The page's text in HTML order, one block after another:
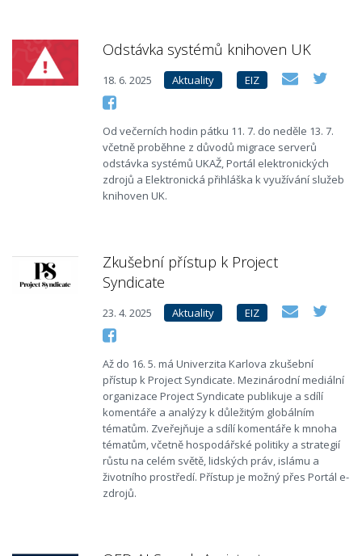
Odstávka systémů knihoven UK
18. 6. 2025 Aktuality EIZ
Od večerních hodin pátku 11. 7. do neděle 13. 7.
včetně proběhne z důvodů migrace serverů
odstávka systémů UKAŽ, Portál elektronických
zdrojů a Elektronická přihláška k využívání služeb
knihoven UK.
Zkušební přístup k Project
Syndicate
23. 4. 2025 Aktuality EIZ
Až do 16. 5. má Univerzita Karlova zkušební
přístup k Project Syndicate. Mezinárodní mediální
organizace Project Syndicate publikuje a sdílí
komentáře a analýzy k důležitým globálním
tématům. Zveřejňuje a sdílí komentáře k mnoha
tématům, včetně hospodářské politiky a strategií
růstu na celém světě, lidských práv, islámu a
životního prostředí. Přístup je možný přes Portál e-
zdrojů.